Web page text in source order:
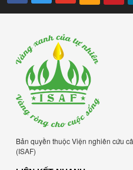
Bản quyền thuộc Viện nghiên cứu
(ISAF)